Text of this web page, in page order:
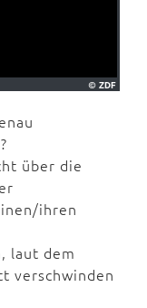
über die
ihren
laut dem
verschwinden